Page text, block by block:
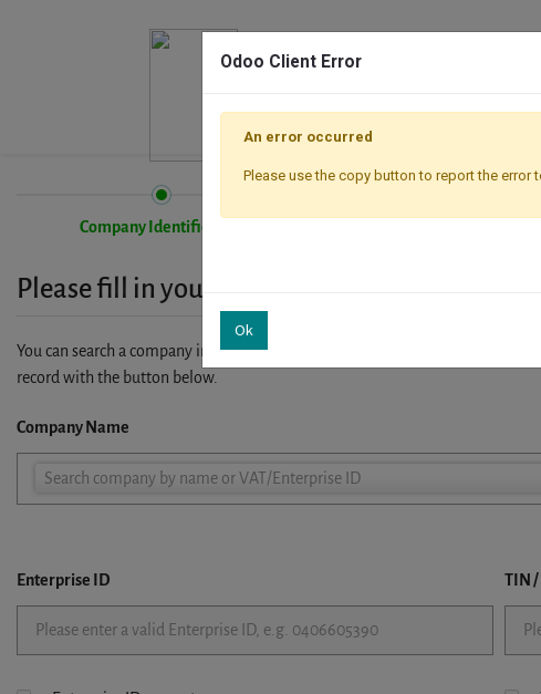
Company Identification
Please fill in your company details
You can search a company in our database by name, VAT or enterprise ID.
record with the button below.
Company Name
Search company by name or VAT/Enterprise ID
Company
Enterprise ID TIN /
Odoo Client Error
An error occurred
Please use the copy button to report the error
Ok